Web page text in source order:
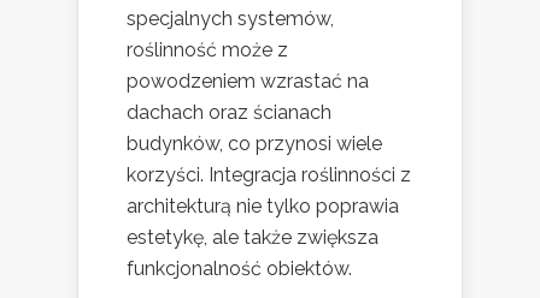
specjalnych systemów,
roślinność może z
powodzeniem wzrastać na
dachach oraz ścianach
budynków, co przynosi wiele
korzyści. Integracja roślinności z
architekturą nie tylko poprawia
estetykę, ale także zwiększa
funkcjonalność obiektów.